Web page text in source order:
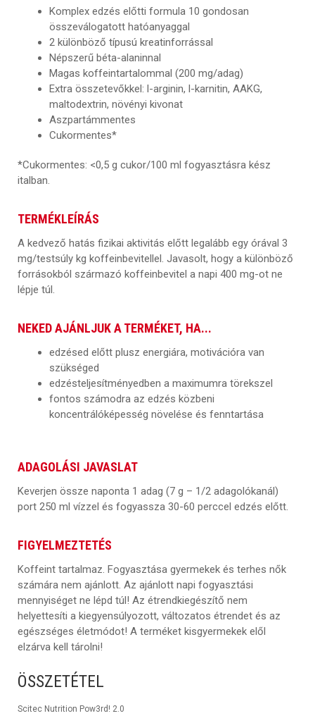
Komplex edzés előtti formula 10 gondosan
összeválogatott hatóanyaggal
2 különböző típusú kreatinforrással
Népszerű béta-alaninnal
Magas koffeintartalommal (200 mg/adag)
Extra összetevőkkel: l-arginin, l-karnitin, AAKG,
maltodextrin, növényi kivonat
Aszpartámmentes
Cukormentes*
*Cukormentes: <0,5 g cukor/100 ml fogyasztásra kész
italban.
TERMÉKLEÍRÁS
A kedvező hatás fizikai aktivitás előtt legalább egy órával 3
mg/testsúly kg koffeinbevitellel. Javasolt, hogy a különböző
forrásokból származó koffeinbevitel a napi 400 mg-ot ne
lépje túl.
NEKED AJÁNLJUK A TERMÉKET, HA...
edzésed előtt plusz energiára, motivációra van
szükséged
edzésteljesítményedben a maximumra törekszel
fontos számodra az edzés közbeni
koncentrálóképesség növelése és fenntartása
ADAGOLÁSI JAVASLAT
Keverjen össze naponta 1 adag (7 g – 1/2 adagolókanál)
port 250 ml vízzel és fogyassza 30-60 perccel edzés előtt.
FIGYELMEZTETÉS
Koffeint tartalmaz. Fogyasztása gyermekek és terhes nők
számára nem ajánlott. Az ajánlott napi fogyasztási
mennyiséget ne lépd túl! Az étrendkiegészítő nem
helyettesíti a kiegyensúlyozott, változatos étrendet és az
egészséges életmódot! A terméket kisgyermekek elől
elzárva kell tárolni!
ÖSSZETÉTEL
Scitec Nutrition Pow3rd! 2.0